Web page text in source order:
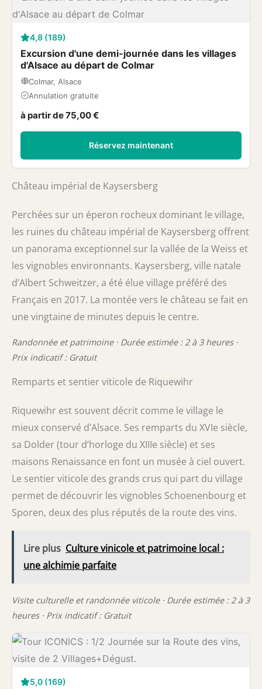
4,8 (189)
Excursion d'une demi-journée dans les villages
d'Alsace au départ de Colmar
Colmar, Alsace
Annulation gratuite
à partir de 75,00 €
Réservez maintenant
Château impérial de Kaysersberg
Perchées sur un éperon rocheux dominant le village,
les ruines du château impérial de Kaysersberg offrent
un panorama exceptionnel sur la vallée de la Weiss et
les vignobles environnants. Kaysersberg, ville natale
d’Albert Schweitzer, a été élue village préféré des
Français en 2017. La montée vers le château se fait en
une vingtaine de minutes depuis le centre.
Randonnée et patrimoine · Durée estimée : 2 à 3 heures ·
Prix indicatif : Gratuit
Remparts et sentier viticole de Riquewihr
Riquewihr est souvent décrit comme le village le
mieux conservé d’Alsace. Ses remparts du XVIe siècle,
sa Dolder (tour d’horloge du XIIIe siècle) et ses
maisons Renaissance en font un musée à ciel ouvert.
Le sentier viticole des grands crus qui part du village
permet de découvrir les vignobles Schoenenbourg et
Sporen, deux des plus réputés de la route des vins.
Lire plus Culture vinicole et patrimoine local :
une alchimie parfaite
Visite culturelle et randonnée viticole · Durée estimée : 2 à 3
heures · Prix indicatif : Gratuit
5,0 (169)